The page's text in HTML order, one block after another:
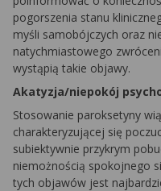
pogorszenia stanu
myśli samobójczych oraz
natychmiastowego
wystąpią takie objawy.
Akatyzja/niepokój
Stosowanie paroksetyny
charakteryzującej się
subiektywnie przykrym
niemożnością spokojnego
tych objawów jest